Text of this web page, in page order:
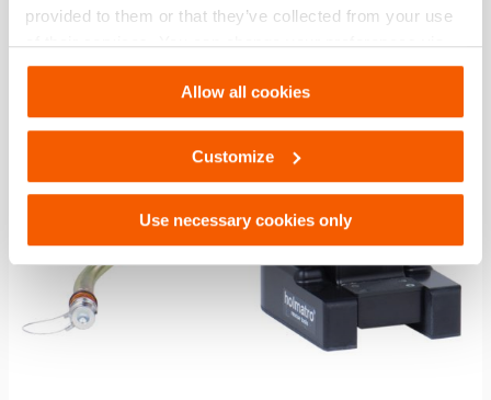
provided to them or that they’ve collected from your use
of their services. You can change your preferences via
Settings. See ourcookiestatement.
Allow all cookies
Customize
Use necessary cookies only